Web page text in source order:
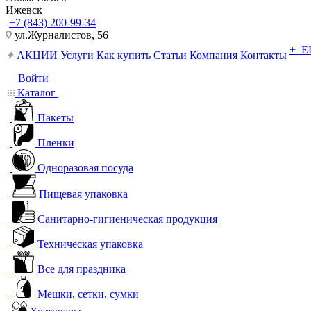
Ижевск
+7 (843) 200-99-34
ул.Журналистов, 56
АКЦИИ Услуги Как купить Статьи Компания Контакты +
Войти
Каталог
Пакеты
Пленки
Одноразовая посуда
Пищевая упаковка
Санитарно-гигиеническая продукция
Техническая упаковка
Все для праздника
Мешки, сетки, сумки